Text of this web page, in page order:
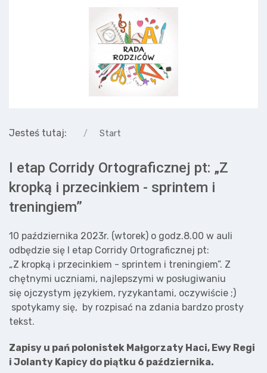
Jesteś tutaj: Start
I etap Corridy Ortograficznej pt: „Z
kropką i przecinkiem - sprintem i
treningiem”
10 października 2023r. (wtorek) o godz.8.00 w auli
odbędzie się I etap Corridy Ortograficznej pt:
„Z kropką i przecinkiem - sprintem i treningiem”. Z
chętnymi uczniami, najlepszymi w posługiwaniu
się ojczystym językiem, ryzykantami, oczywiście ;)
spotykamy się, by rozpisać na zdania bardzo prosty
tekst.
Zapisy u pań polonistek Małgorzaty Haci, Ewy Regi
i Jolanty Kapicy do piątku 6 października.